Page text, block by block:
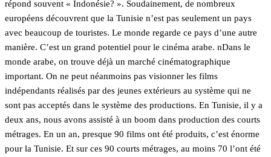
répond souvent « Indonésie? ». Soudainement, de nombreux
européens découvrent que la Tunisie n’est pas seulement un pays
avec beaucoup de touristes. Le monde regarde ce pays d’une autre
manière. C’est un grand potentiel pour le cinéma arabe. nDans le
monde arabe, on trouve déjà un marché cinématographique
important. On ne peut néanmoins pas visionner les films
indépendants réalisés par des jeunes extérieurs au système qui ne
sont pas acceptés dans le système des productions. En Tunisie, il y a
deux ans, nous avons assisté à un boom dans production des courts
métrages. En un an, presque 90 films ont été produits, c’est énorme
pour la Tunisie. Et sur ces 90 courts métrages, au moins 70 l’ont été